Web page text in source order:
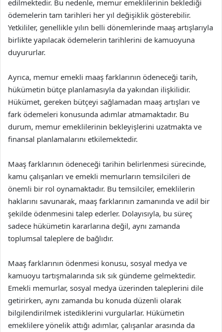
edilmektedir. Bu nedenle, memur emeklilerinin beklediği
ödemelerin tam tarihleri her yıl değişiklik gösterebilir.
Yetkililer, genellikle yılın belli dönemlerinde maaş artışlarıyla
birlikte yapılacak ödemelerin tarihlerini de kamuoyuna
duyururlar.
Ayrıca, memur emekli maaş farklarının ödeneceği tarih,
hükümetin bütçe planlamasıyla da yakından ilişkilidir.
Hükümet, gereken bütçeyi sağlamadan maaş artışları ve
fark ödemeleri konusunda adımlar atmamaktadır. Bu
durum, memur emeklilerinin bekleyişlerini uzatmakta ve
finansal planlamalarını etkilemektedir.
Maaş farklarının ödeneceği tarihin belirlenmesi sürecinde,
kamu çalışanları ve emekli memurların temsilcileri de
önemli bir rol oynamaktadır. Bu temsilciler, emeklilerin
haklarını savunarak, maaş farklarının zamanında ve adil bir
şekilde ödenmesini talep ederler. Dolayısıyla, bu süreç
sadece hükümetin kararlarına değil, aynı zamanda
toplumsal taleplere de bağlıdır.
Maaş farklarının ödenmesi konusu, sosyal medya ve
kamuoyu tartışmalarında sık sık gündeme gelmektedir.
Emekli memurlar, sosyal medya üzerinden taleplerini dile
getirirken, aynı zamanda bu konuda düzenli olarak
bilgilendirilmek istediklerini vurgularlar. Hükümetin
emeklilere yönelik attığı adımlar, çalışanlar arasında da